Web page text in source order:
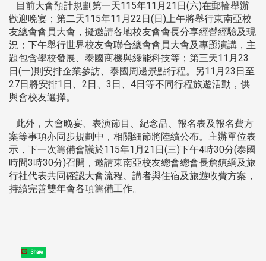
目前大會預計規劃第一天115年11月21日(六)在郵輪舉辦
歡迎晚宴；第二天115年11月22日(日)上午將舉行東南亞校
友總會會員大會，擬邀請各地校友會會長分享經營經驗及現
況；下午舉行世界校友會聯合總會會員大會及專題演講，主
題包含學校發展、泰國商機與綠能科技等；第三天11月23
日(一)則安排企業參訪、泰國周邊景點行程。另11月23日至
27日將安排1日、2日、3日、4日等不同行程旅遊活動，供
與會校友選擇。
此外，大會晚宴、表演節目、紀念品、報名表及報名費方
案等事項亦同步規劃中，相關細節將陸續公布。主辦單位表
示，下一次籌備會議於115年1月21日(三)下午4時30分(泰國
時間3時30分)召開，邀請東南亞校友總會總會長詹鎮綱及旅
行社代表共同確認大會流程、講者與住宿及旅遊收費方案，
持續完善雙年會各項籌備工作。
Share